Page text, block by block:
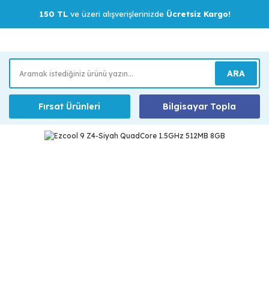
150 TLve üzeri alışverişlerinizde Ücretsiz Kargo!
ARA
Fırsat Ürünleri Bilgisayar Topla